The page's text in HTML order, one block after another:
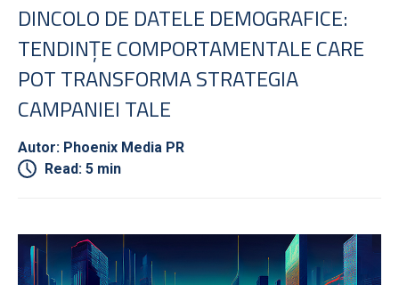
DINCOLO DE DATELE DEMOGRAFICE:
TENDINȚE COMPORTAMENTALE CARE
POT TRANSFORMA STRATEGIA
CAMPANIEI TALE
Autor: Phoenix Media PR
Read: 5 min